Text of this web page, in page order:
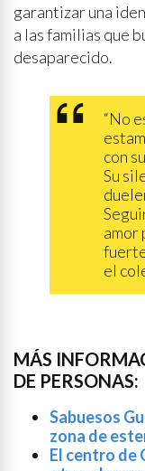
garantizar una
a las familias que
desaparecido.
“No
con
Su
amor
el
MÁS
DE PERSONAS:
Sabuesos
zona de
El centro de